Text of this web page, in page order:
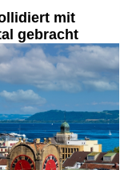
mit
gebracht